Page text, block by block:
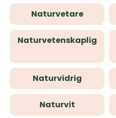
Naturvetare
Naturvetenskaplig
Naturvidrig
Naturvit